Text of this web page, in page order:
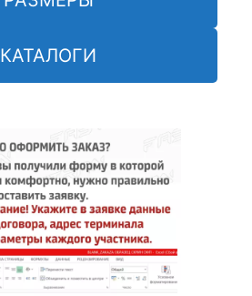
КАТАЛОГИ